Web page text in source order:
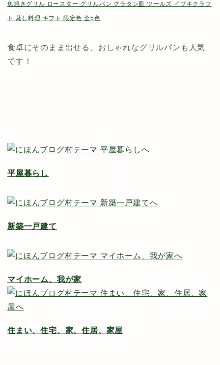
魚焼きグリル ロースター グリルパン グラタン皿 ツールズ イブキクラフ
ト 蒸し料理 ギフト 限定色 全5色
食卓にそのまま出せる、おしゃれなグリルパンも人気
です！
平屋暮らし
新築一戸建て
マイホーム、我が家
住まい、住宅、家、住居、家屋